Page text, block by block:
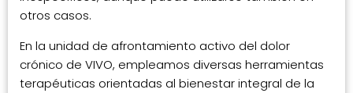
otros casos.
En la unidad de afrontamiento activo del dolor
crónico de VIVO, empleamos diversas herramientas
terapéuticas orientadas al bienestar integral de la